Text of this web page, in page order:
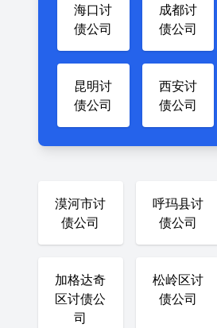
海口讨
债公司
成都讨
债公司
昆明讨
债公司
西安讨
债公司
漠河市讨
债公司
呼玛县讨
债公司
加格达奇
区讨债公
司
松岭区讨
债公司